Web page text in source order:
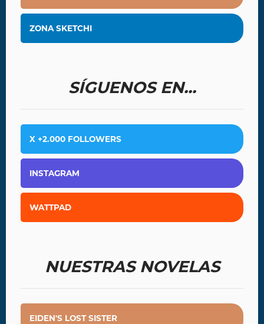
ZONA SKETCHI
SÍGUENOS EN...
X +2.000 FOLLOWERS
INSTAGRAM
WATTPAD
NUESTRAS NOVELAS
EIDEN'S LOST SISTER